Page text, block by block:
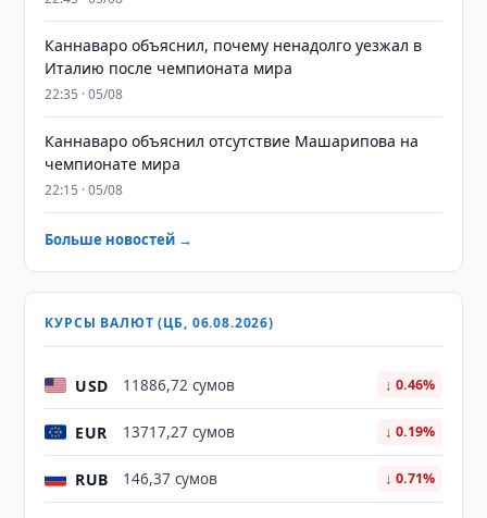
Каннаваро объяснил, почему ненадолго уезжал в
Италию после чемпионата мира
22:35 · 05/08
Каннаваро объяснил отсутствие Машарипова на
чемпионате мира
22:15 · 05/08
Больше новостей →
КУРСЫ ВАЛЮТ (ЦБ, 06.08.2026)
USD 11886,72 сумов ↓ 0.46%
EUR 13717,27 сумов ↓ 0.19%
RUB 146,37 сумов ↓ 0.71%